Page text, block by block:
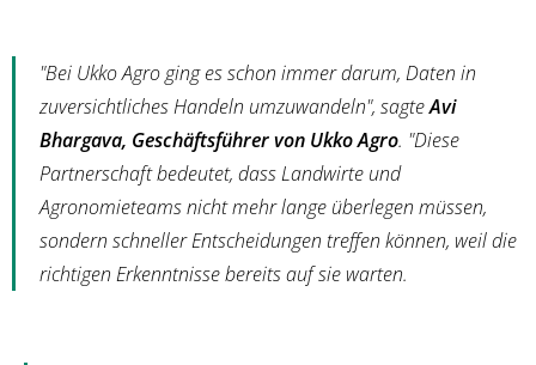
"Bei Ukko Agro ging es schon immer darum, Daten in
zuversichtliches Handeln umzuwandeln", sagteAvi
Bhargava, Geschäftsführer von Ukko Agro. "Diese
Partnerschaft bedeutet, dass Landwirte und
Agronomieteams nicht mehr lange überlegen müssen,
sondern schneller Entscheidungen treffen können, weil die
richtigen Erkenntnisse bereits auf sie warten.